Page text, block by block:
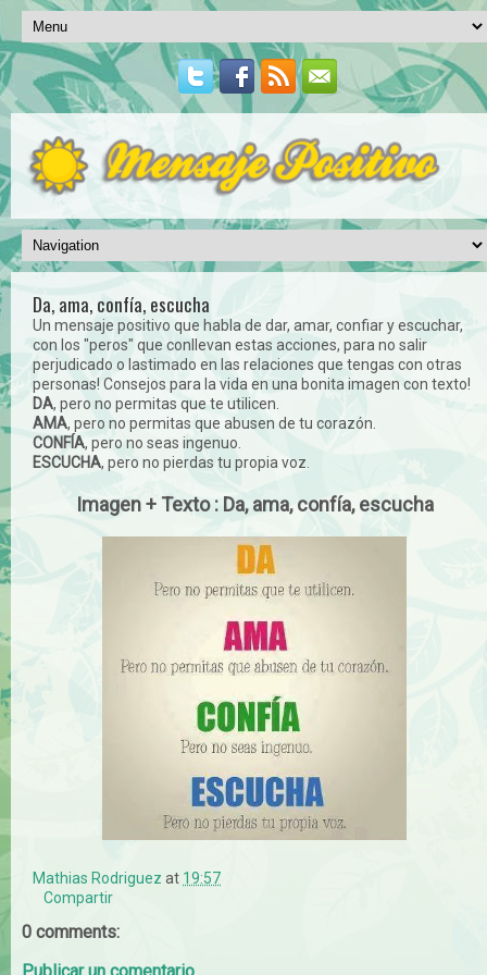
Da, ama, confía, escucha
Un mensaje positivo que habla de dar, amar, confiar y escuchar,
con los "peros" que conllevan estas acciones, para no salir
perjudicado o lastimado en las relaciones que tengas con otras
personas! Consejos para la vida en una bonita imagen con texto!
DA, pero no permitas que te utilicen.
AMA, pero no permitas que abusen de tu corazón.
CONFÍA, pero no seas ingenuo.
ESCUCHA, pero no pierdas tu propia voz.
Imagen + Texto : Da, ama, confía, escucha
Mathias Rodriguez at 19:57
Compartir
0 comments: